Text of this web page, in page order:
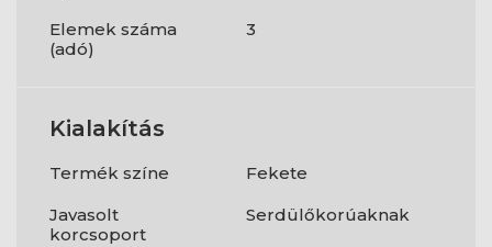
Elemek száma
(adó)
3
Kialakítás
Termék színe
Fekete
Javasolt
korcsoport
Serdülőkorúaknak